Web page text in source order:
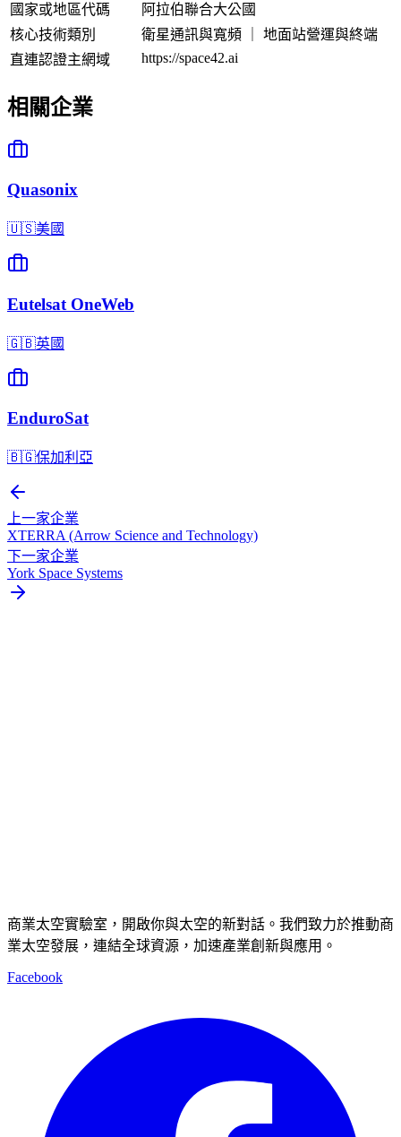
國家或地區代碼
阿拉伯聯合大公國
核心技術類別
衛星通訊與寬頻 ｜ 地面站營運與終端
直連認證主網域
https://space42.ai
相關企業
Quasonix
🇺🇸美國
Eutelsat OneWeb
🇬🇧英國
EnduroSat
🇧🇬保加利亞
上一家企業
XTERRA (Arrow Science and Technology)
下一家企業
York Space Systems
商業太空實驗室，開啟你與太空的新對話。我們致力於推動商
業太空發展，連結全球資源，加速產業創新與應用。
Facebook